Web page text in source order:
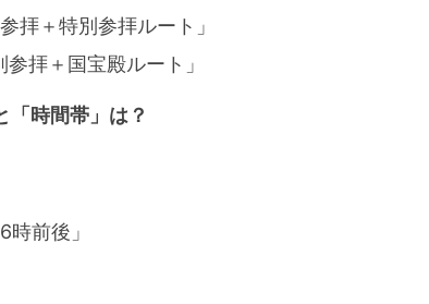
拝＋特別参拝ルート」
拝＋国宝殿ルート」
「時間帯」は？
前後」